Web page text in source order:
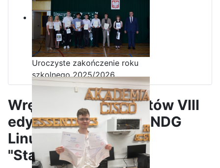
Uroczyste zakończenie roku
szkolnego 2025/2026
Wręczenie certyfikatów VIII
edycji kursu CISCO "NDG
Linux Essentials" w
"Staszicu"